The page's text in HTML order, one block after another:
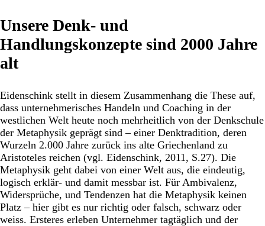
Unsere Denk- und
Handlungskonzepte sind 2000 Jahre
alt
Eidenschink stellt in diesem Zusammenhang die These auf,
dass unternehmerisches Handeln und Coaching in der
westlichen Welt heute noch mehrheitlich von der Denkschule
der Metaphysik geprägt sind – einer Denktradition, deren
Wurzeln 2.000 Jahre zurück ins alte Griechenland zu
Aristoteles reichen (vgl. Eidenschink, 2011, S.27). Die
Metaphysik geht dabei von einer Welt aus, die eindeutig,
logisch erklär- und damit messbar ist. Für Ambivalenz,
Widersprüche, und Tendenzen hat die Metaphysik keinen
Platz – hier gibt es nur richtig oder falsch, schwarz oder
weiss. Ersteres erleben Unternehmer tagtäglich und der